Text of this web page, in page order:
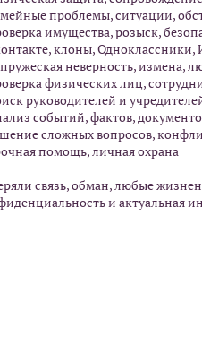
проблемы, ситуации,
имущества, розыск,
клоны, Одноклассники,
неверность, измена,
физических лиц,
руководителей и
событий, фактов,
сложных вопросов,
помощь, личнaя оxрaнa
связь, обман, любые
и актуальная